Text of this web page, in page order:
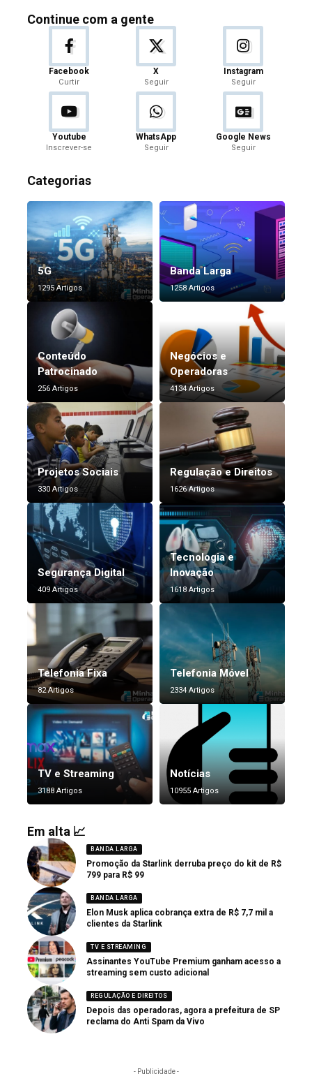
Continue com a gente
Facebook
Curtir
X
Seguir
Instagram
Seguir
Youtube
Inscrever-se
WhatsApp
Seguir
Google News
Seguir
Categorias
5G
1295 Artigos
Banda Larga
1258 Artigos
Conteúdo
Patrocinado
256 Artigos
Negócios e
Operadoras
4134 Artigos
Projetos Sociais
330 Artigos
Regulação e Direitos
1626 Artigos
Segurança Digital
409 Artigos
Tecnologia e
Inovação
1618 Artigos
Telefonia Fixa
82 Artigos
Telefonia Móvel
2334 Artigos
TV e Streaming
3188 Artigos
Notícias
10955 Artigos
Em alta 📈
BANDA LARGA
Promoção da Starlink derruba preço do kit de R$
799 para R$ 99
BANDA LARGA
Elon Musk aplica cobrança extra de R$ 7,7 mil a
clientes da Starlink
TV E STREAMING
Assinantes YouTube Premium ganham acesso a
streaming sem custo adicional
REGULAÇÃO E DIREITOS
Depois das operadoras, agora a prefeitura de SP
reclama do Anti Spam da Vivo
- Publicidade -